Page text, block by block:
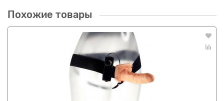
Похожие товары